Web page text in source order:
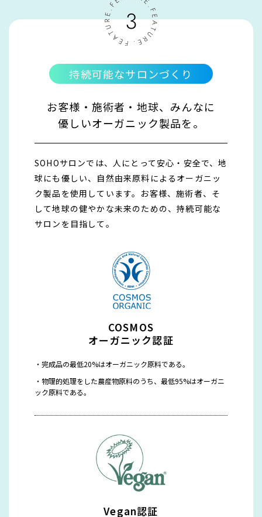
持続可能なサロンづくり
お客様・施術者・地球、みんなに
優しいオーガニック製品を。
SOHOサロンでは、人にとって安心・安全で、地
球にも優しい、自然由来原料によるオーガニッ
ク製品を使用しています。お客様、施術者、そ
して地球の健やかな未来のための、持続可能な
サロンを目指して。
COSMOS
オーガニック認証
完成品の最低20%はオーガニック原料である。
物理的処理をした農産物原料のうち、最低95%はオーガニ
ック原料である。
Vegan認証